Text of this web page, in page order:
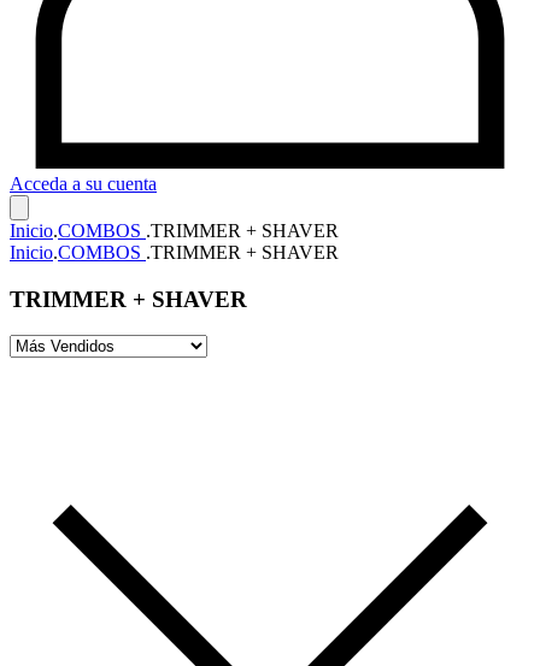
Acceda a su cuenta
Inicio.COMBOS .TRIMMER + SHAVER
Inicio.COMBOS .TRIMMER + SHAVER
TRIMMER + SHAVER